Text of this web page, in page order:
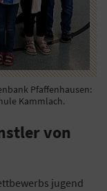
Pfaffenhausen:
Kammlach.
von
jugend